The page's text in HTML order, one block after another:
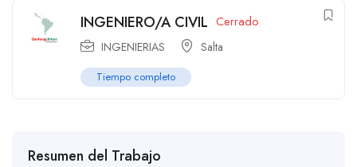
INGENIERO/A CIVIL Cerrado
INGENIERIAS Salta
Tiempo completo
Resumen del Trabajo